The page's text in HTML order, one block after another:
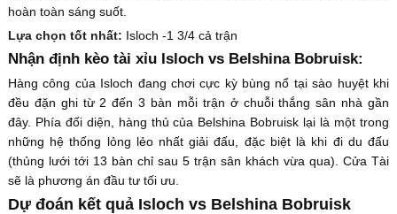
hoàn toàn sáng suốt.
Lựa chọn tốt nhất: Isloch -1 3/4 cả trận
Nhận định kèo tài xỉu Isloch vs Belshina Bobruisk:
Hàng công của Isloch đang chơi cực kỳ bùng nổ tại sào huyệt khi
đều đặn ghi từ 2 đến 3 bàn mỗi trận ở chuỗi thắng sân nhà gần
đây. Phía đối diện, hàng thủ của Belshina Bobruisk lại là một trong
những hệ thống lỏng lẻo nhất giải đấu, đặc biệt là khi đi du đấu
(thủng lưới tới 13 bàn chỉ sau 5 trận sân khách vừa qua). Cửa Tài
sẽ là phương án đầu tư tối ưu.
Dự đoán kết quả Isloch vs Belshina Bobruisk